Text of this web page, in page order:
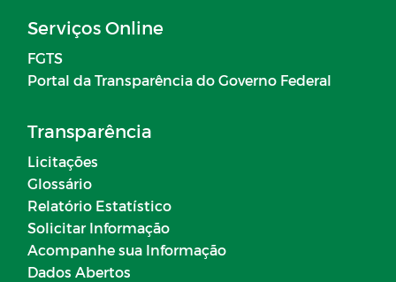
Serviços Online
FGTS
Portal da Transparência do Governo Federal
Transparência
Licitações
Glossário
Relatório Estatístico
Solicitar Informação
Acompanhe sua Informação
Dados Abertos